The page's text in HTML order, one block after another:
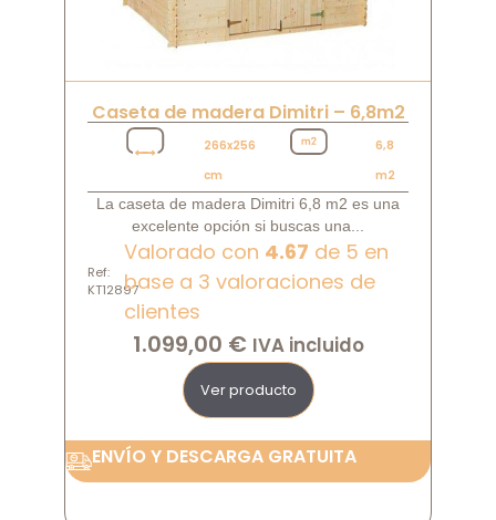
Caseta de madera Dimitri – 6,8m2
266x256
cm
6,8
m2
La caseta de madera Dimitri 6,8 m2 es una
excelente opción si buscas una...
Ref:
KT12897
Valorado con 4.67 de 5 en
base a 3 valoraciones de
clientes
1.099,00 € IVA incluido
Ver producto
ENVÍO Y DESCARGA GRATUITA